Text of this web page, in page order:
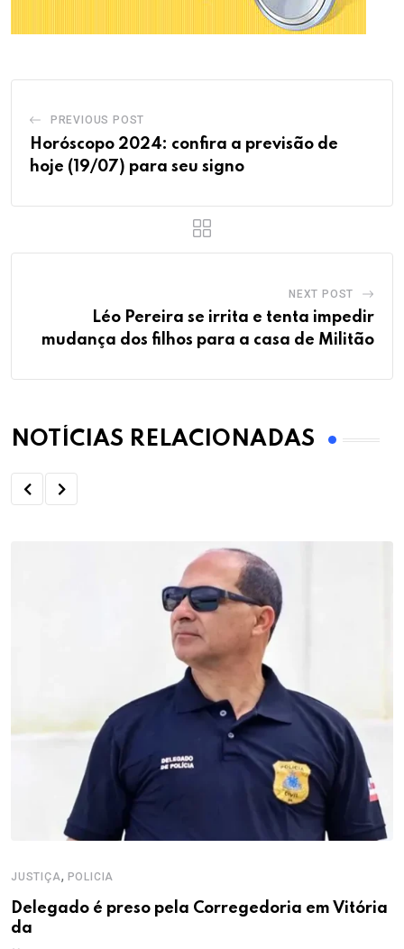
PREVIOUS POST
Horóscopo 2024: confira a previsão de
hoje (19/07) para seu signo
NEXT POST
Léo Pereira se irrita e tenta impedir
mudança dos filhos para a casa de Militão
NOTÍCIAS RELACIONADAS
JUSTIÇA, POLICIA
Delegado é preso pela Corregedoria em Vitória
da